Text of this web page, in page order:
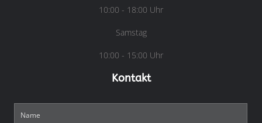
10:00 - 18:00 Uhr
Samstag
10:00 - 15:00 Uhr
Kontakt